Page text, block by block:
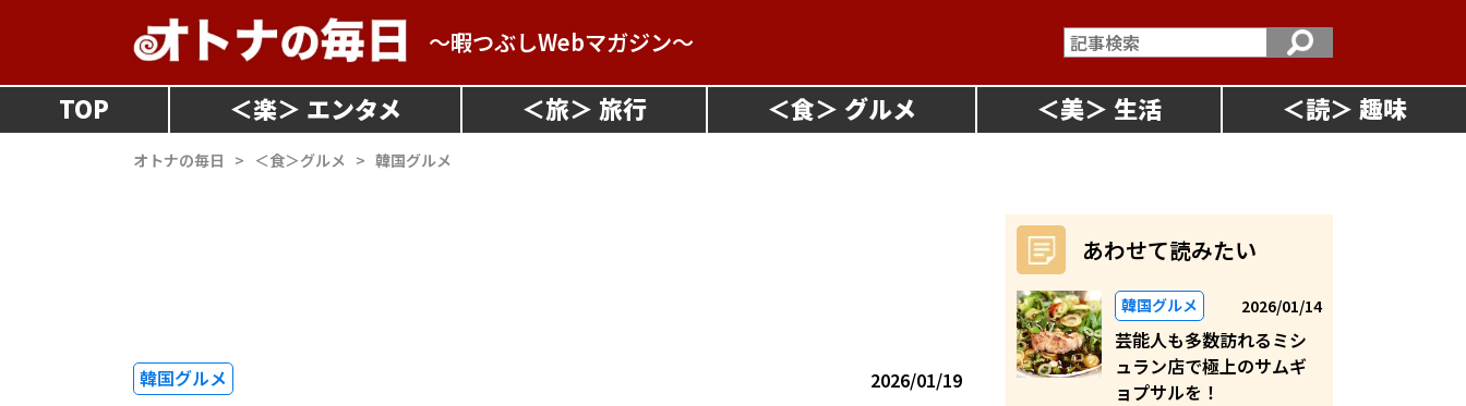
～暇つぶしWebマガジン～
TOP ＜楽＞ ＜旅＞ ＜食＞ ＜美＞ ＜読＞
オトナの毎日 > ＜食＞グルメ > 韓国グルメ
韓国グルメ 2026/01/19
あわせて読みたい
韓国グルメ 2026/01/14
芸能人も多数訪れるミシ
ュラン店で極上のサムギ
ョプサルを！